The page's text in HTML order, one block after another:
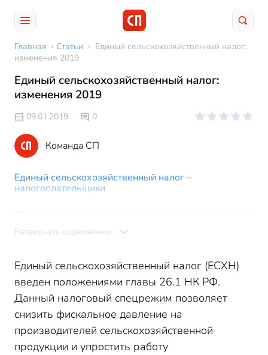
Главная › Статьи › Единый сельскохозяйственный налог:
изменения 2019
Единый сельскохозяйственный налог:
изменения 2019
09.01.2019 0
Команда СП
Единый сельскохозяйственный налог –
налогоплательщики
Как изменится налогообложение (единый
сельскохозяйственный налог) с 2019 года
Развернуть содержание
Единый сельскохозяйственный налог (ЕСХН)
введен положениями главы 26.1 НК РФ.
Данный налоговый спецрежим позволяет
снизить фискальное давление на
производителей сельскохозяйственной
продукции и упростить работу